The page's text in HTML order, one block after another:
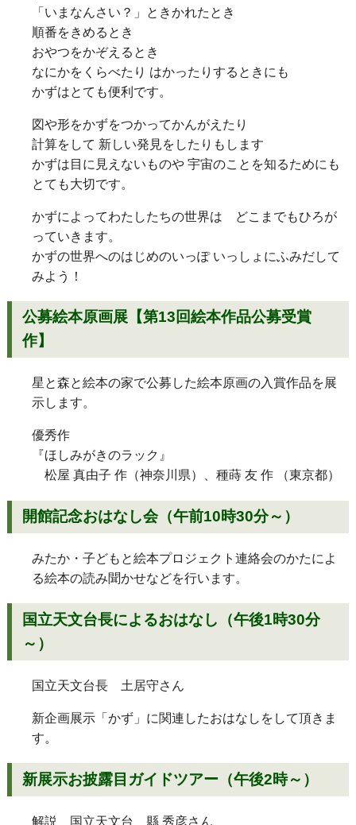
「いまなんさい？」ときかれたとき
順番をきめるとき
おやつをかぞえるとき
なにかをくらべたり はかったりするときにも
かずはとても便利です。
図や形をかずをつかってかんがえたり
計算をして 新しい発見をしたりもします
かずは目に見えないものや 宇宙のことを知るためにも
とても大切です。
かずによってわたしたちの世界は どこまでもひろが
っていきます。
かずの世界へのはじめのいっぽ いっしょにふみだして
みよう！
公募絵本原画展 【第13回絵本作品公募受賞
作】
星と森と絵本の家で公募した絵本原画の入賞作品を展
示します。
優秀作
『ほしみがきのラック』
松屋 真由子 作（神奈川県）、種蒔 友 作 （東京都）
開館記念おはなし会（午前10時30分～）
みたか・子どもと絵本プロジェクト連絡会のかたによ
る絵本の読み聞かせなどを行います。
国立天文台長によるおはなし（午後1時30分
～）
国立天文台長 土居守さん
新企画展示「かず」に関連したおはなしをして頂きま
す。
新展示お披露目ガイドツアー（午後2時～）
解説 国立天文台 縣 秀彦さん